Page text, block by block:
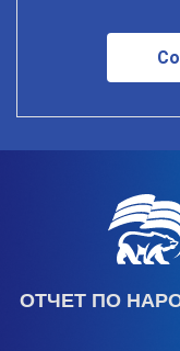
ОТЧЕТ ПО